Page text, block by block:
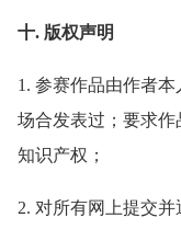
十. 版权声明
1. 参赛作品由作者
场合发表过；要求作
知识产权；
2. 对所有网上提交